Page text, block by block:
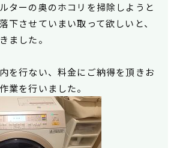
ターの奥のホコリを掃除しようと
下させていまい取って欲しいと、
ました。
を行ない、料金にご納得を頂きお
業を行いました。